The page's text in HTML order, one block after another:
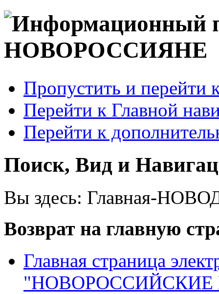
Пропустить и перейти
Перейти к Главной
Перейти к
Поиск, Вид и
Вы здесь: Главная-
Возврат на главную
Главная страница
"НОВОРОССИЙСКИЕ